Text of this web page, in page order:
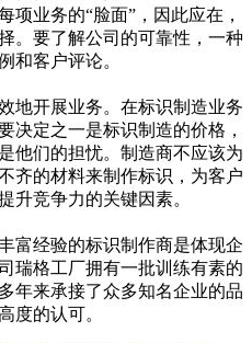
项业务的“脸面”，因此应在，
。要了解公司的可靠性，一种
和客户评论。
地开展业务。在标识制造业务
决定之一是标识制造的价格，
他们的担忧。制造商不应该为
齐的材料来制作标识，为客户
升竞争力的关键因素。
富经验的标识制作商是体现企
瑞格工厂拥有一批训练有素的
年来承接了众多知名企业的品
度的认可。